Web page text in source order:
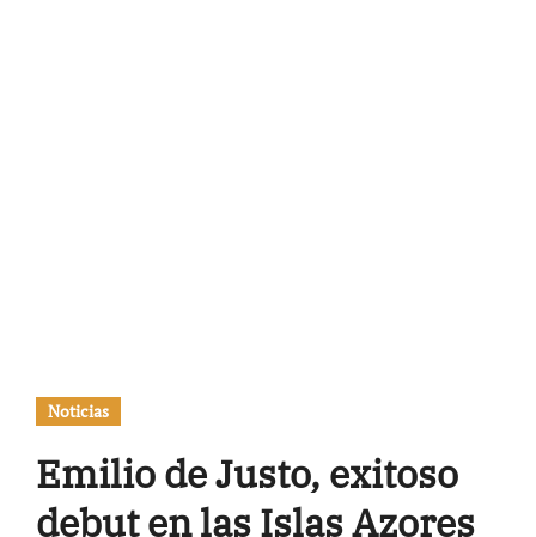
Noticias
Emilio de Justo, exitoso
debut en las Islas Azores